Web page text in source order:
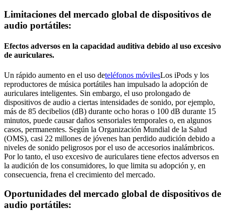
Limitaciones del mercado global de dispositivos de
audio portátiles:
Efectos adversos en la capacidad auditiva debido al uso excesivo
de auriculares.
Un rápido aumento en el uso deteléfonos móvilesLos iPods y los
reproductores de música portátiles han impulsado la adopción de
auriculares inteligentes. Sin embargo, el uso prolongado de
dispositivos de audio a ciertas intensidades de sonido, por ejemplo,
más de 85 decibelios (dB) durante ocho horas o 100 dB durante 15
minutos, puede causar daños sensoriales temporales o, en algunos
casos, permanentes. Según la Organización Mundial de la Salud
(OMS), casi 22 millones de jóvenes han perdido audición debido a
niveles de sonido peligrosos por el uso de accesorios inalámbricos.
Por lo tanto, el uso excesivo de auriculares tiene efectos adversos en
la audición de los consumidores, lo que limita su adopción y, en
consecuencia, frena el crecimiento del mercado.
Oportunidades del mercado global de dispositivos de
audio portátiles: